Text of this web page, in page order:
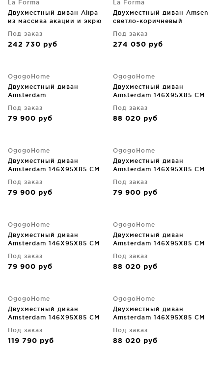
La Forma
Двухместный диван Alipa
из массива акации и экрю
165X88X72 CM
Под заказ
242 730 руб
La Forma
Двухместный диван Amsen
светло-коричневый
Под заказ
274 050 руб
OgogoHome
Двухместный диван
Amsterdam
Под заказ
79 900 руб
OgogoHome
Двухместный диван
Amsterdam 146X95X85 CM
Под заказ
88 020 руб
OgogoHome
Двухместный диван
Amsterdam 146X95X85 CM
Под заказ
79 900 руб
OgogoHome
Двухместный диван
Amsterdam 146X95X85 CM
Под заказ
79 900 руб
OgogoHome
Двухместный диван
Amsterdam 146X95X85 CM
Под заказ
79 900 руб
OgogoHome
Двухместный диван
Amsterdam 146X95X85 CM
Под заказ
88 020 руб
OgogoHome
Двухместный диван
Amsterdam 146X95X85 CM
Под заказ
119 790 руб
OgogoHome
Двухместный диван
Amsterdam 146X95X85 CM
Под заказ
88 020 руб